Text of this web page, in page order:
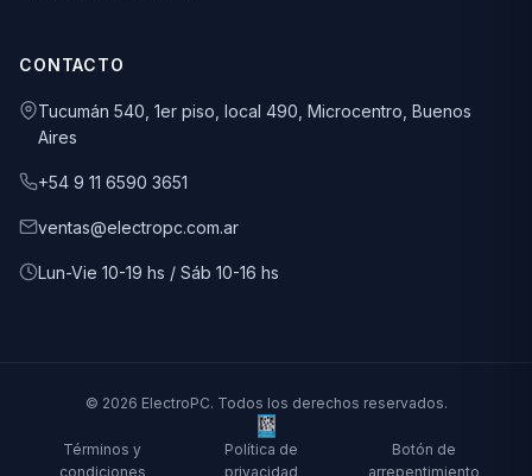
CONTACTO
Tucumán 540, 1er piso, local 490, Microcentro, Buenos
Aires
+54 9 11 6590 3651
ventas@electropc.com.ar
Lun-Vie 10-19 hs / Sáb 10-16 hs
© 2026 ElectroPC. Todos los derechos reservados.
Términos y
condiciones
Política de
privacidad
Botón de
arrepentimiento